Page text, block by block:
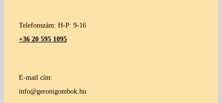
Telefonszám: H-P: 9-16
+36 20 595 1095
E-mail cím:
info@geronigombok.hu